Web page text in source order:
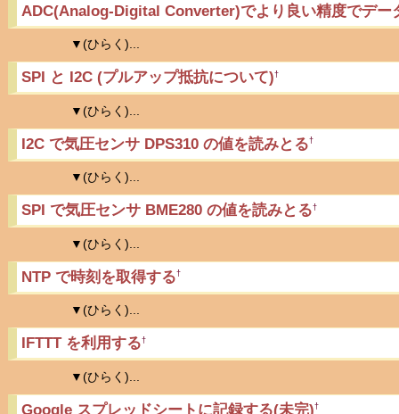
ADC(Analog-Digital Converter)でより良い精度でデー
▼(ひらく)...
SPI と I2C (プルアップ抵抗について)†
▼(ひらく)...
I2C で気圧センサ DPS310 の値を読みとる†
▼(ひらく)...
SPI で気圧センサ BME280 の値を読みとる†
▼(ひらく)...
NTP で時刻を取得する†
▼(ひらく)...
IFTTT を利用する†
▼(ひらく)...
Google スプレッドシートに記録する(未完)†